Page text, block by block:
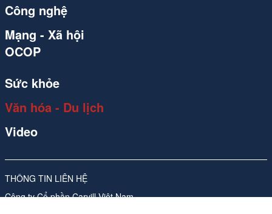
THÔNG TIN LIÊN HỆ
Công ty Cổ phần Carvill Việt Nam
Công nghệ
Mạng - Xã hội
OCOP
Sức khỏe
Văn hóa - Du lịch
Video